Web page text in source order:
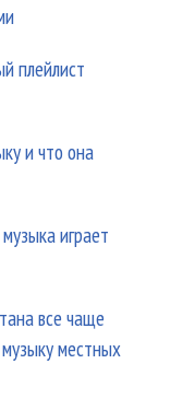
плейлист
и что она
играет
все чаще
местных